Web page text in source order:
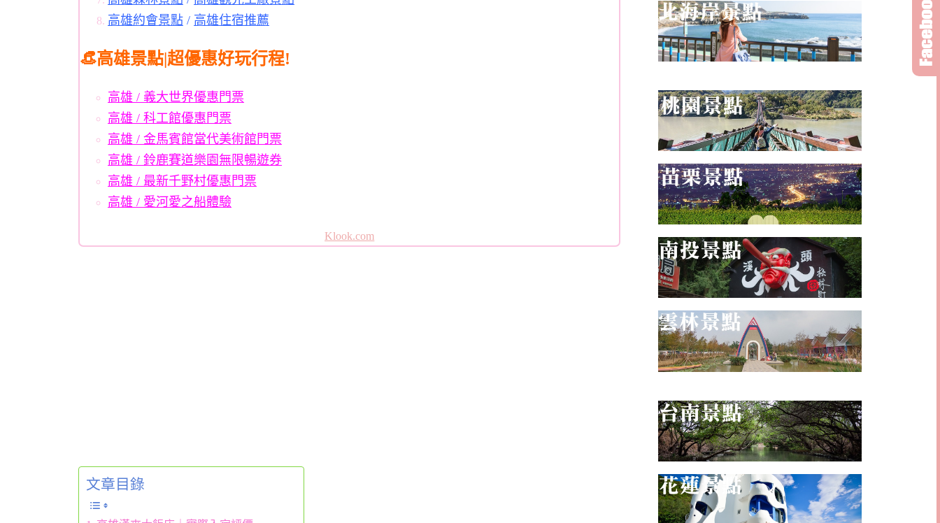
高雄約會景點 / 高雄住宿推薦
👒高雄景點|超優惠好玩行程!
高雄 / 義大世界優惠門票
高雄 / 科工館優惠門票
高雄 / 金馬賓館當代美術館門票
高雄 / 鈴鹿賽道樂園無限暢遊券
高雄 / 最新千野村優惠門票
高雄 / 愛河愛之船體驗
Klook.com
文章目錄